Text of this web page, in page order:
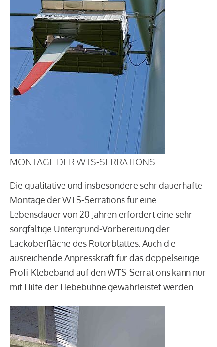
MONTAGE DER WTS-SERRATIONS
Die qualitative und insbesondere sehr dauerhafte
Montage der WTS-Serrations für eine
Lebensdauer von 20 Jahren erfordert eine sehr
sorgfältige Untergrund-Vorbereitung der
Lackoberfläche des Rotorblattes. Auch die
ausreichende Anpresskraft für das doppelseitige
Profi-Klebeband auf den WTS-Serrations kann nur
mit Hilfe der Hebebühne gewährleistet werden.